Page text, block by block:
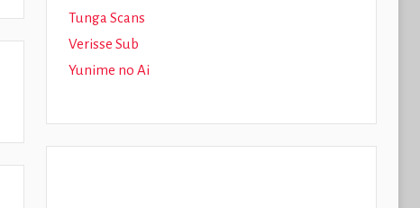
Tunga Scans
Verisse Sub
Yunime no Ai